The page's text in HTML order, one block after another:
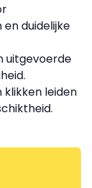
duidelijke
uitgevoerde
klikken leiden